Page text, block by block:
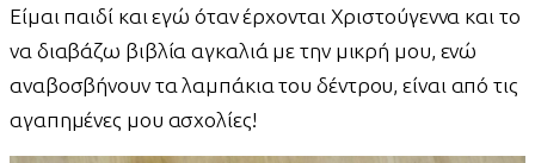
Είμαι παιδί και εγώ όταν έρχονται Χριστούγεννα και το
να διαβάζω βιβλία αγκαλιά με την μικρή μου, ενώ
αναβοσβήνουν τα λαμπάκια του δέντρου, είναι από τις
αγαπημένες μου ασχολίες!